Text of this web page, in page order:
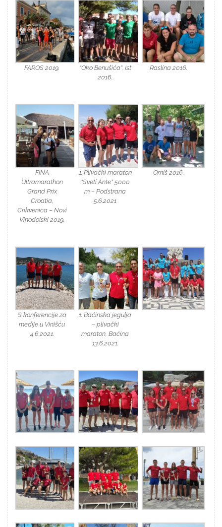
FAROS 2019.
“Oko Benušića”, Ist
2016.
Raslina 2016.
FINA
Ultramarathon
Grand Prix
Croatia,
Crikvenica – Novi
Vinodolski 2019.
1. Plivački maraton
“Sveti Ante” 5000
m – Podstrana
5.6.2021
Omiš 2016.
S konferencije za
medije u Vinišću
4.6.2021.
1. Baćinska jegulja
– plivački
maraton, Baćina
13.6.2021.